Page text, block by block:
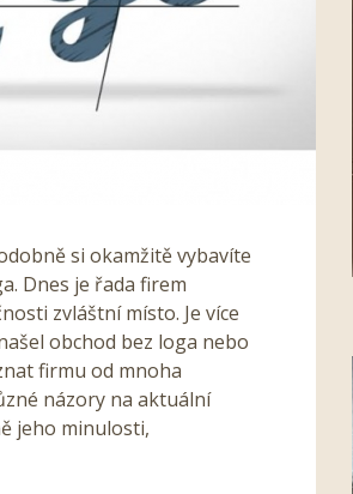
si okamžitě vybavíte
Dnes je řada firem
zvláštní místo. Je více
obchod bez loga nebo
firmu od mnoha
názory na aktuální
jeho minulosti,